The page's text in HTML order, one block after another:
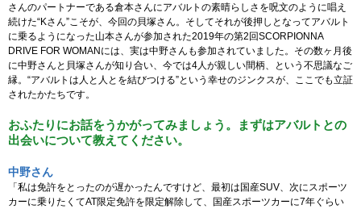
さんのパートナーである倉本さんにアバルトの素晴らしさを呪文のように唱え
続けた“Kさん”こそが、今回の貝塚さん。そしてそれが後押しとなってアバルト
に乗るようになった山本さんが参加された2019年の第2回SCORPIONNA
DRIVE FOR WOMANには、実は中野さんも参加されていました。その数ヶ月後
に中野さんと貝塚さんが知り合い、今では4人が親しい間柄、という不思議なご
縁。“アバルトは人と人とを結びつける”という幸せのジンクスが、ここでも立証
されたかたちです。
おふたりにお話をうかがってみましょう。まずはアバルトとの
出会いについて教えてください。
中野さん
「私は免許をとったのが遅かったんですけど、最初は国産SUV、次にスポーツ
カーに乗りたくてAT限定免許を限定解除して、国産スポーツカーに7年ぐらい